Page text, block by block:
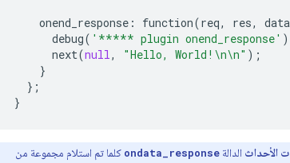
onend_response : function(req, res, data
debug( '***** plugin onend_response'
next(null, "Hello, World! \n\n" );
}
};
}
الأحداث الدالة ondata_response كلما تم استلام مجموعة من